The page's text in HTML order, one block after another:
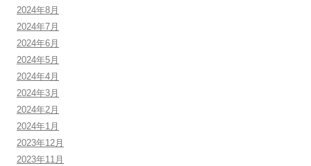
2024年8月
2024年7月
2024年6月
2024年5月
2024年4月
2024年3月
2024年2月
2024年1月
2023年12月
2023年11月